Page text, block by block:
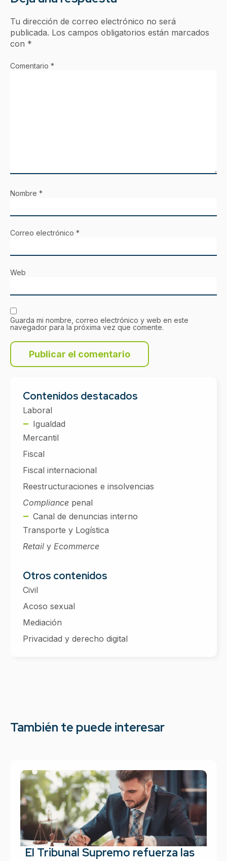
Tu dirección de correo electrónico no será
publicada. Los campos obligatorios están marcados
con *
Comentario *
Nombre *
Correo electrónico *
Web
Guarda mi nombre, correo electrónico y web en este
navegador para la próxima vez que comente.
Contenidos destacados
Laboral
Igualdad
Mercantil
Fiscal
Fiscal internacional
Reestructuraciones e insolvencias
Compliance penal
Canal de denuncias interno
Transporte y Logística
Retail y Ecommerce
Otros contenidos
Civil
Acoso sexual
Mediación
Privacidad y derecho digital
También te puede interesar
El Tribunal Supremo refuerza las